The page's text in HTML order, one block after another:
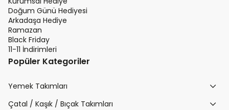
Doğum Günü Hediyesi
Arkadaşa Hediye
Ramazan
Black Friday
11-11 İndirimleri
Popüler Kategoriler
Yemek Takımları
Çatal / Kaşık / Bıçak Takımları